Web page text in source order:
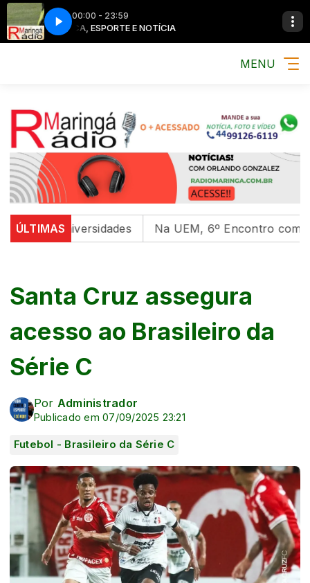
00:00 - 23:59
MÚSICA, ESPORTE E NOTÍCIA MÚSICA,
MENU
ÚLTIMAS
universidades Na UEM, 6º Encontro com as
Santa Cruz assegura
acesso ao Brasileiro da
Série C
Por Administrador
Publicado em 07/09/2025 23:21
Futebol - Brasileiro da Série C